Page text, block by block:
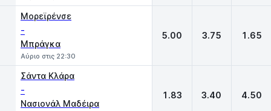
Μορεϊρένσε
-
Μπράγκα
Αύριο στις 22:30
5.00 3.75 1.65
Σάντα Κλάρα
-
Νασιονάλ Μαδέιρα
1.83 3.40 4.50